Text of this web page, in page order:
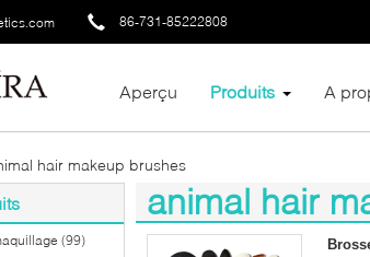
86-731-85222808
Aperçu Produits A
hair makeup brushes
(99)
animal hair
(407)